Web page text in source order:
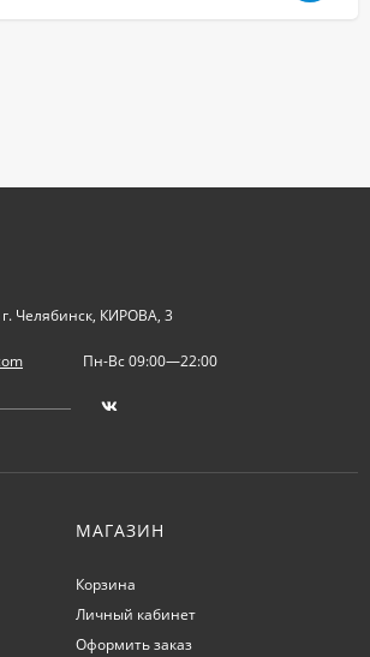
Челябинск, КИРОВА, 3
Пн-Вс 09:00—22:00
МАГАЗИН
Корзина
Личный кабинет
Оформить заказ